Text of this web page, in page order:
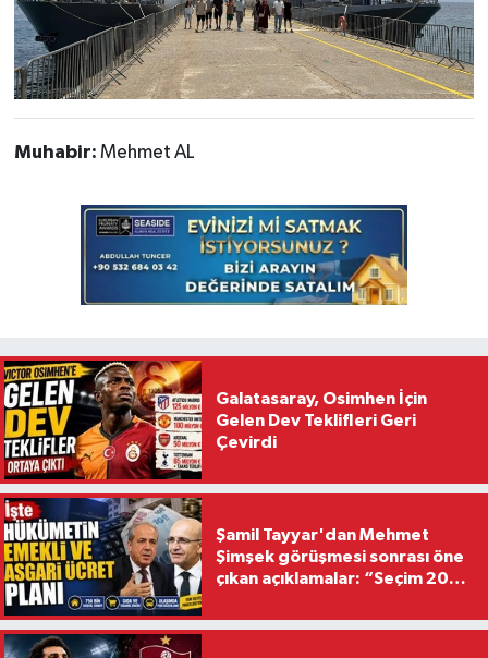
Muhabir: Mehmet AL
Galatasaray, Osimhen İçin
Gelen Dev Teklifleri Geri
Çevirdi
Şamil Tayyar'dan Mehmet
Şimşek görüşmesi sonrası öne
çıkan açıklamalar: “Seçim 2028